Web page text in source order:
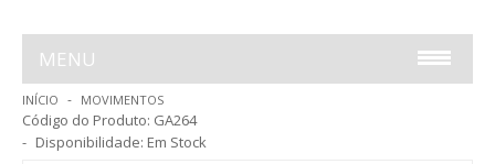
MENU
INFÂNCIA
CONSTRUÇÕES / PUZZLES
INÍCIO MOVIMENTOS
Código do Produto: GA264
Disponibilidade: Em Stock